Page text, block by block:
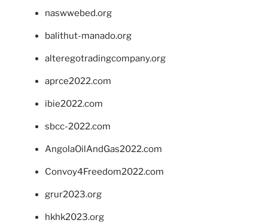
naswwebed.org
balithut-manado.org
alteregotradingcompany.org
aprce2022.com
ibie2022.com
sbcc-2022.com
AngolaOilAndGas2022.com
Convoy4Freedom2022.com
grur2023.org
hkhk2023.org